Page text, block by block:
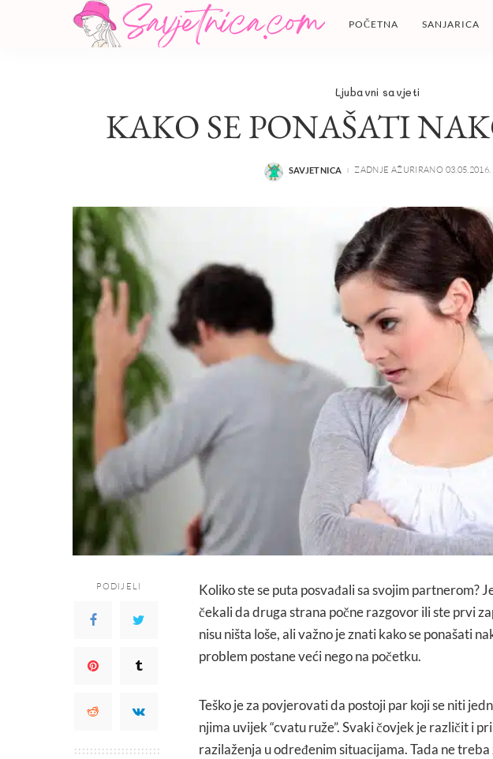
POČETNA SANJARICA
Ljubavni savjeti
KAKO SE PONAŠATI
POSTED
SAVJETNICA ZADNJE AŽURIRANO 03.05.2016.
PODIJELI
Koliko ste se puta posvađali sa svojim partnerom?
čekali da druga strana počne razgovor ili ste prvi
nisu ništa loše, ali važno je znati kako se ponašati
problem postane veći nego na početku.
Teško je za povjerovati da postoji par koji se niti
njima uvijek “cvatu ruže”. Svaki čovjek je različit i
razilaženja u određenim situacijama. Tada ne